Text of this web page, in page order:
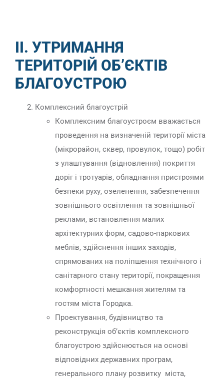
ІІ. УТРИМАННЯ
ТЕРИТОРІЙ ОБ’ЄКТІВ
БЛАГОУСТРОЮ
Комплексний благоустрій
Комплексним благоустроєм вважається
проведення на визначеній території міста
(мікрорайон, сквер, провулок, тощо) робіт
з улаштування (відновлення) покриття
доріг і тротуарів, обладнання пристроями
безпеки руху, озеленення, забезпечення
зовнішнього освітлення та зовнішньої
реклами, встановлення малих
архітектурних форм, садово-паркових
меблів, здійснення інших заходів,
спрямованих на поліпшення технічного і
санітарного стану території, покращення
комфортності мешкання жителям та
гостям міста Городка.
Проектування, будівництво та
реконструкція об’єктів комплексного
благоустрою здійснюється на основі
відповідних державних програм,
генерального плану розвитку міста,